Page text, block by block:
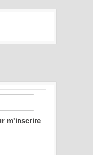
m'inscrire